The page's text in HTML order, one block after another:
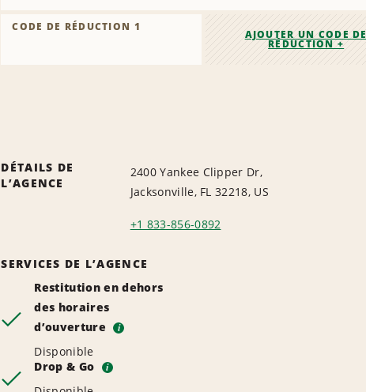
CODE DE RÉDUCTION 1
AJOUTER UN CODE DE
RÉDUCTION +
DÉTAILS DE
L’AGENCE
2400 Yankee Clipper Dr,
Jacksonville, FL 32218, US
+1 833-856-0892
SERVICES DE L’AGENCE
Restitution en dehors
des horaires
d’ouverture
i
Disponible
Drop & Go
i